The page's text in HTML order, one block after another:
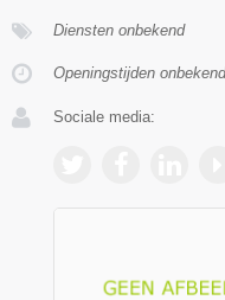
Diensten onbekend
Openingstijden onbekend
Sociale media: